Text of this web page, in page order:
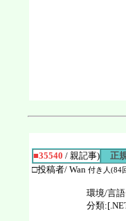
■35540 / 親記事)
正
□投稿者/ Wan 付き人(84
環境/言
分類